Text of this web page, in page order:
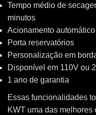
Tempo médio de
minutos
Acionamento automático
Porta reservatórios
Personalização em
Disponível em 110V ou
1 ano de garantia
Essas funcionalidades
KWT uma das